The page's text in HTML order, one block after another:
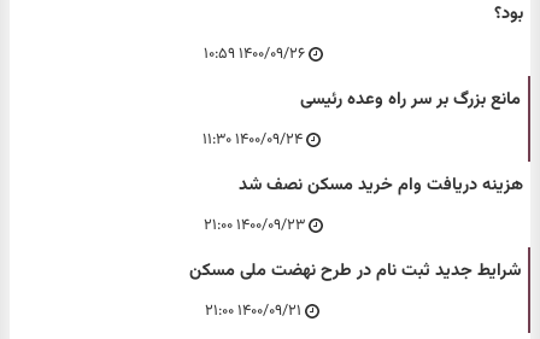
بود؟
۱۴۰۰/۰۹/۲۶ ۱۰:۵۹
مانع بزرگ بر سر راه وعده رئیسی
۱۴۰۰/۰۹/۲۴ ۱۱:۳۰
هزینه دریافت وام خرید مسکن نصف شد
۱۴۰۰/۰۹/۲۳ ۲۱:۰۰
شرایط جدید ثبت نام در طرح نهضت ملی مسکن
۱۴۰۰/۰۹/۲۱ ۲۱:۰۰